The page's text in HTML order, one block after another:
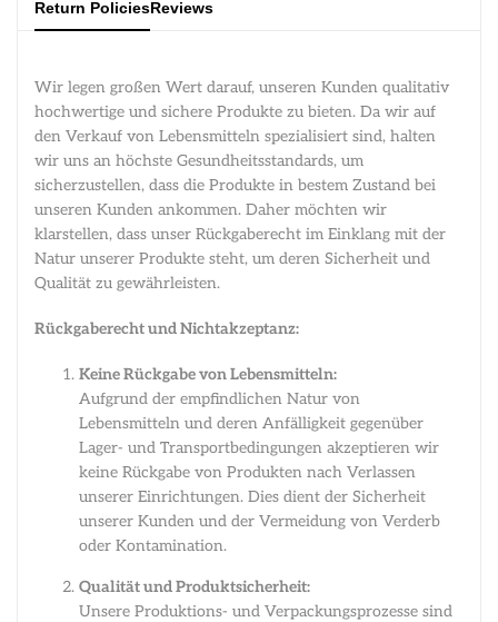
Return PoliciesReviews
Wir legen großen Wert darauf, unseren Kunden qualitativ
hochwertige und sichere Produkte zu bieten. Da wir auf
den Verkauf von Lebensmitteln spezialisiert sind, halten
wir uns an höchste Gesundheitsstandards, um
sicherzustellen, dass die Produkte in bestem Zustand bei
unseren Kunden ankommen. Daher möchten wir
klarstellen, dass unser Rückgaberecht im Einklang mit der
Natur unserer Produkte steht, um deren Sicherheit und
Qualität zu gewährleisten.
Rückgaberecht und Nichtakzeptanz:
Keine Rückgabe von Lebensmitteln:
Aufgrund der empfindlichen Natur von
Lebensmitteln und deren Anfälligkeit gegenüber
Lager- und Transportbedingungen akzeptieren wir
keine Rückgabe von Produkten nach Verlassen
unserer Einrichtungen. Dies dient der Sicherheit
unserer Kunden und der Vermeidung von Verderb
oder Kontamination.
Qualität und Produktsicherheit:
Unsere Produktions- und Verpackungsprozesse sind